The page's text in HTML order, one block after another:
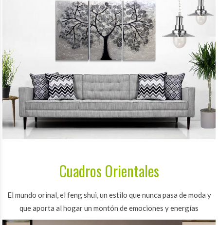
Cuadros Orientales
El mundo orinal, el feng shui, un estilo que nunca pasa de moda y
que aporta al hogar un montón de emociones y energías